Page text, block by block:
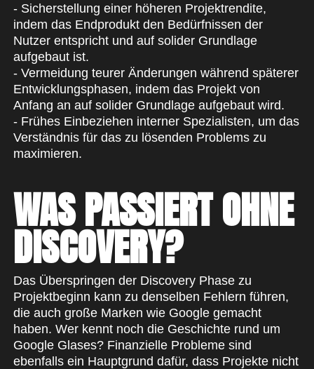
- Sicherstellung einer höheren Projektrendite,
indem das Endprodukt den Bedürfnissen der
Nutzer entspricht und auf solider Grundlage
aufgebaut ist.
- Vermeidung teurer Änderungen während späterer
Entwicklungsphasen, indem das Projekt von
Anfang an auf solider Grundlage aufgebaut wird.
- Frühes Einbeziehen interner Spezialisten, um das
Verständnis für das zu lösenden Problems zu
maximieren.
WAS PASSIERT OHNE
DISCOVERY?
Das Überspringen der Discovery Phase zu
Projektbeginn kann zu denselben Fehlern führen,
die auch große Marken wie Google gemacht
haben. Wer kennt noch die Geschichte rund um
Google Glases? Finanzielle Probleme sind
ebenfalls ein Hauptgrund dafür, dass Projekte nicht